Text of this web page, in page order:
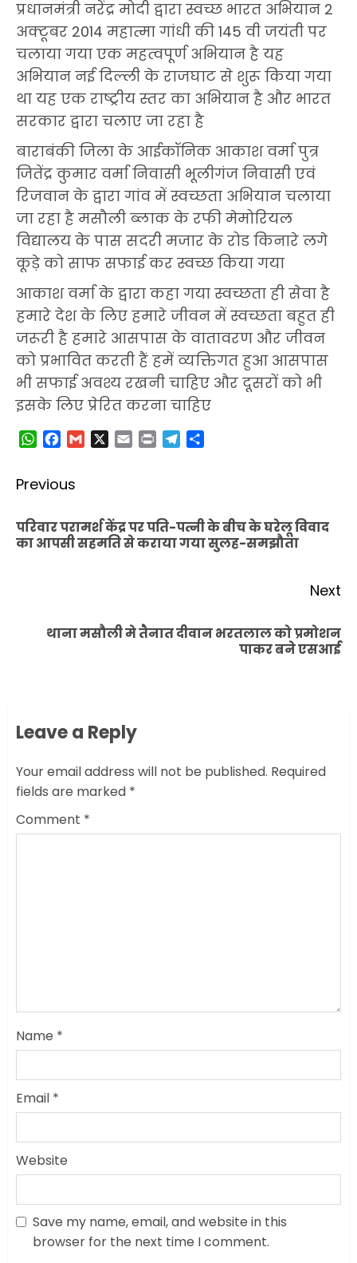
प्रधानमंत्री नरेंद्र मोदी द्वारा स्वच्छ भारत अभियान 2
अक्टूबर 2014 महात्मा गांधी की 145 वी जयंती पर
चलाया गया एक महत्वपूर्ण अभियान है यह
अभियान नई दिल्ली के राजघाट से शुरू किया गया
था यह एक राष्ट्रीय स्तर का अभियान है और भारत
सरकार द्वारा चलाए जा रहा है
बाराबंकी जिला के आईकॉनिक आकाश वर्मा पुत्र
जितेंद्र कुमार वर्मा निवासी भूलीगंज निवासी एवं
रिजवान के द्वारा गांव में स्वच्छता अभियान चलाया
जा रहा है मसौली ब्लाक के रफी मेमोरियल
विद्यालय के पास सदरी मजार के रोड किनारे लगे
कूड़े को साफ सफाई कर स्वच्छ किया गया
आकाश वर्मा के द्वारा कहा गया स्वच्छता ही सेवा है
हमारे देश के लिए हमारे जीवन में स्वच्छता बहुत ही
जरूरी है हमारे आसपास के वातावरण और जीवन
को प्रभावित करती हैं हमें व्यक्तिगत हुआ आसपास
भी सफाई अवश्य रखनी चाहिए और दूसरों को भी
इसके लिए प्रेरित करना चाहिए
WhatsApp
Facebook
Gmail EmailPrint Telegram
Post
navigation
Previous
परिवार परामर्श केंद्र पर पति-पत्नी के बीच के घरेलू विवाद
का आपसी सहमति से कराया गया सुलह-समझौता
Next
Nextथाना मसौली मे तैनात दीवान भरतलाल को प्रमोशन
पाकर बने एसआई
Leave a Reply
Your email address will not be published. Required
fields are marked *
Comment *
Name *
Email *
Website
Save my name, email, and website in this
browser for the next time I comment.
सरकारी दफ्तरों में जनसेवा कम,
जनता का अपमान ज्यादा? जनता के